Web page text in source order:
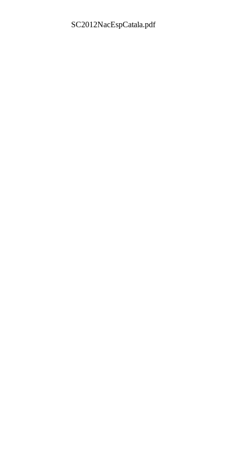
SC2012NacEspCatala.pdf